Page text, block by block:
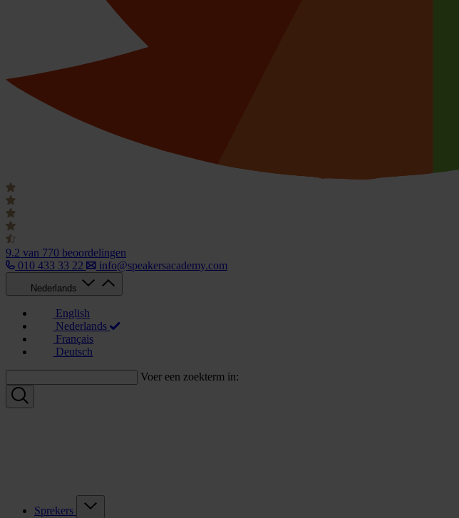
9.2 van 770 beoordelingen
010 433 33 22
info@speakersacademy.com
Nederlands
English
Nederlands
Français
Deutsch
Voer een zoekterm in:
Sprekers